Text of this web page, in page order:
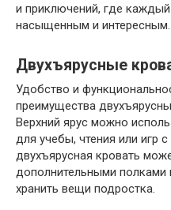
и приключений, где
насыщенным и интересным.
Двухъярусные
Удобство и
преимущества
Верхний ярус можно
для учебы, чтения или игр
двухъярусная кровать
дополнительными
хранить вещи подростка.